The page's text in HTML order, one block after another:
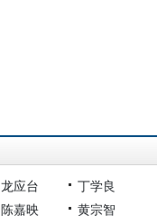
龙应台
丁学良
陈嘉映 黄宗智